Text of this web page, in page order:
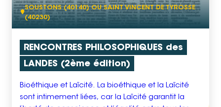
SOUSTONS (40140) OU SAINT VINCENT DE TYROSSE
(40230)
RENCONTRES PHILOSOPHIQUES des
LANDES (2ème édition)
Bioéthique et Laïcité. La bioéthique et la Laïcité
sont intimement liées, car la Laïcité garantit la